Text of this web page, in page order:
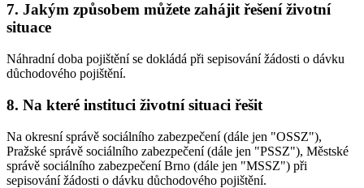
7. Jakým způsobem můžete zahájit řešení životní
situace
Náhradní doba pojištění se dokládá při sepisování žádosti o dávku
důchodového pojištění.
8. Na které instituci životní situaci řešit
Na okresní správě sociálního zabezpečení (dále jen "OSSZ"),
Pražské správě sociálního zabezpečení (dále jen "PSSZ"), Městské
správě sociálního zabezpečení Brno (dále jen "MSSZ") při
sepisování žádosti o dávku důchodového pojištění.